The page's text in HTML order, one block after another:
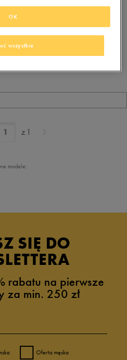
do wyświetlenia
wyszukiwania lub
filtry
z 1
modele:
SIĘ DO
rabatu na pierwsze
za min. 250 zł
Oferta męska
wszystkie
OK